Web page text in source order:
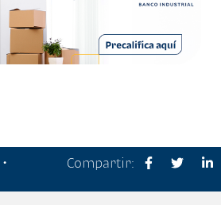
Compartir: